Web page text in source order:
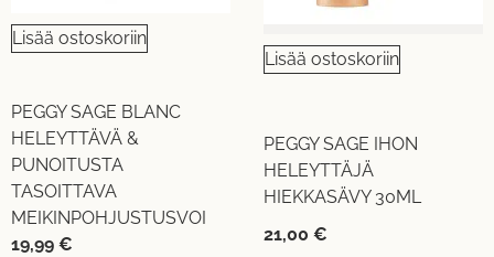
Lisää ostoskoriin
PEGGY SAGE BLANC
HELEYTTÄVÄ &
PUNOITUSTA
TASOITTAVA
MEIKINPOHJUSTUSVOI
19,99 €
Lisää ostoskoriin
PEGGY SAGE IHON
HELEYTTÄJÄ
HIEKKASÄVY 30ML
21,00 €